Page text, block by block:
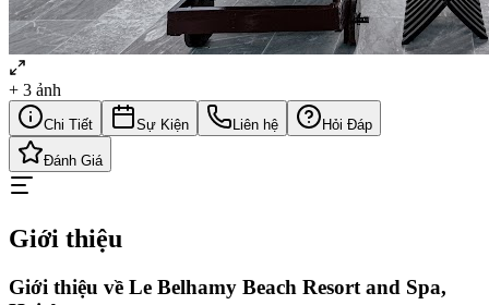
+ 3 ảnh
Chi Tiết Sự Kiện Liên hệ Hỏi Đáp
Đánh Giá
Giới thiệu
Giới thiệu về Le Belhamy Beach Resort and Spa,